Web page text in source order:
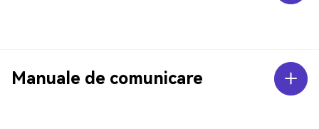
Manuale de comunicare